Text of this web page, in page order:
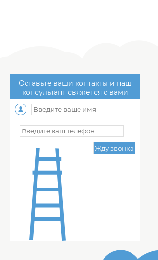
Оставьте ваши контакты и наш
консультант свяжется с вами